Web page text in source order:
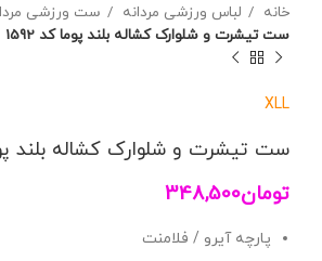
خانه لباس ورزشی مردانه
ست ورزشی
ست تیشرت و شلوارک کشاله بلند پوما کد 1592
L
XL
ست تیشرت و شلوارک کشاله بلند پوما
تومان348,500
پارچه آیرو / فلامنت